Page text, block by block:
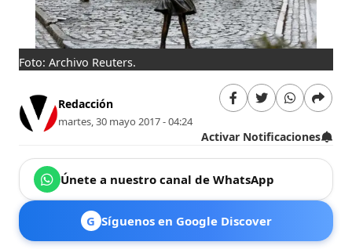
Foto: Archivo Reuters.
Redacción
martes, 30 mayo 2017 - 04:24
Activar Notificaciones
Únete a nuestro canal de WhatsApp
G Síguenos en Google Discover